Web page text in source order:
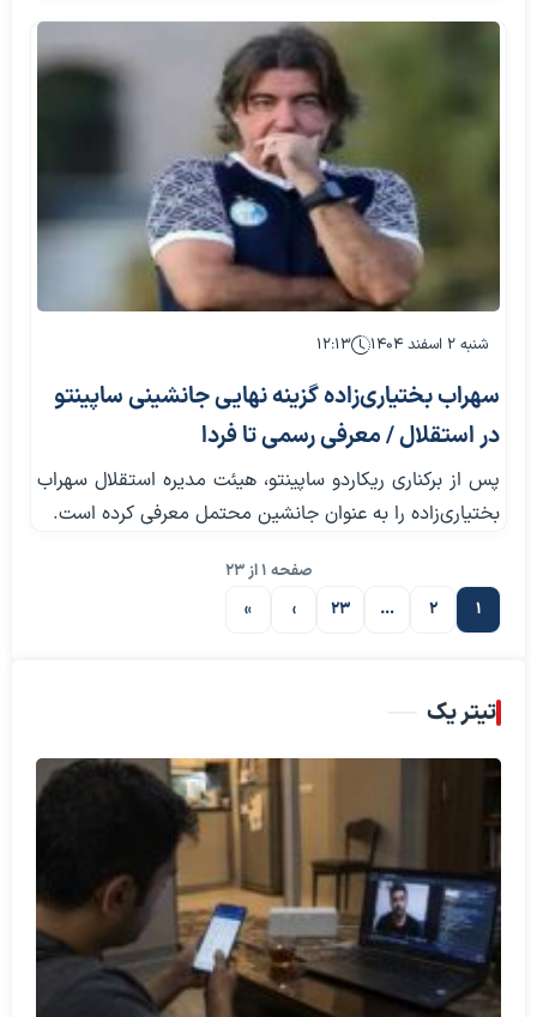
شنبه ۲ اسفند ۱۴۰۴ ۱۲:۱۳
سهراب بختیاری‌زاده گزینه نهایی جانشینی ساپینتو
در استقلال / معرفی رسمی تا فردا
پس از برکناری ریکاردو ساپینتو، هیئت مدیره استقلال سهراب
بختیاری‌زاده را به عنوان جانشین محتمل معرفی کرده است.
صفحه 1 از 23
1
2
…
23 صفحه بعدی›
»
تیتر یک